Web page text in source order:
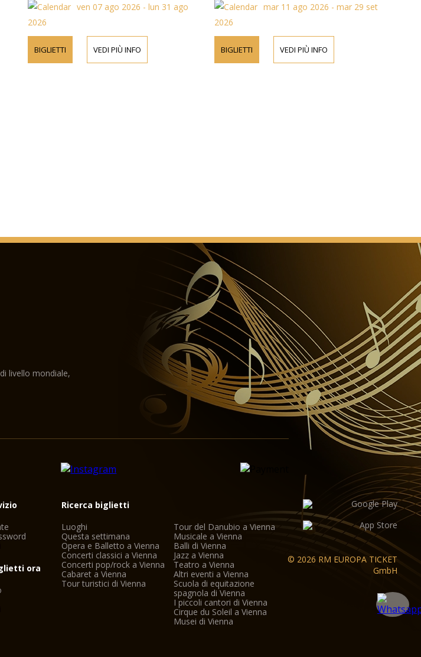
ven 07 ago 2026 - lun 31 ago
2026
BIGLIETTI VEDI PIÙ INFO
mar 11 ago 2026 - mar 29 set
2026
BIGLIETTI VEDI PIÙ INFO
livello mondiale,
ora
Ricerca biglietti
Luoghi
Questa settimana
Opera e Balletto a Vienna
Concerti classici a Vienna
Concerti pop/rock a Vienna
Cabaret a Vienna
Tour turistici di Vienna
Tour del Danubio a Vienna
Musicale a Vienna
Balli di Vienna
Jazz a Vienna
Teatro a Vienna
Altri eventi a Vienna
Scuola di equitazione
spagnola di Vienna
I piccoli cantori di Vienna
Cirque du Soleil a Vienna
Musei di Vienna
© 2026 RM EUROPA TICKET
GmbH